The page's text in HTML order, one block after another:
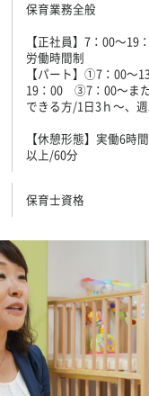
保育業務全般
【正社員】7：00～
労働時間制
【パート】①7：00
19：00 ③7：00～ま
できる方/1日3ｈ～、週
【休憩形態】実働6時
以上/60分
保育士資格